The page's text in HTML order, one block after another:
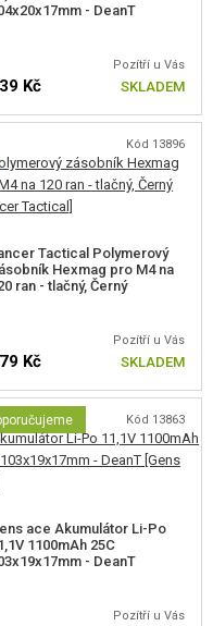
situace v boji.
je specifické pro ETU
úpravou
Arms s integrovaným
spouští
tvrdosti 50°
- DeanT
Pozítří u Vás
Kč SKLADEM
Kód 13896
Tactical Polymerový
Hexmag pro M4 na
ran - tlačný, Černý
Pozítří u Vás
Kč SKLADEM
Kód 13863
ace Akumulátor Li-Po
1100mAh 25C
- DeanT
Pozítří u Vás